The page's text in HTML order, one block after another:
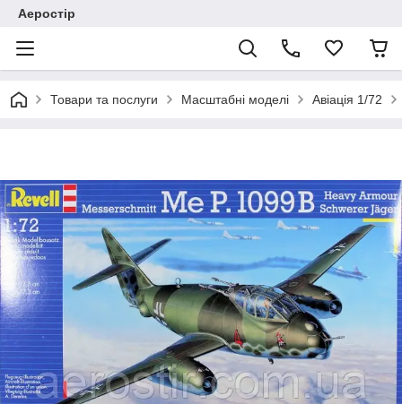
Аеростір
Товари та послуги Масштабні моделі Авіація 1/72